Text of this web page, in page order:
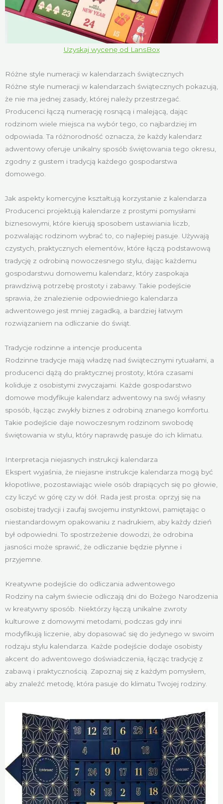
Uzyskaj wycenę od LansBox
Różne style numeracji w kalendarzach świątecznych
Różne style numeracji w kalendarzach świątecznych pokazują,
że nie ma jednej zasady, której należy przestrzegać.
Producenci łączą numerację rosnącą i malejącą, dając
rodzinom wiele miejsca na wybór tego, co najbardziej im
odpowiada. Ta różnorodność oznacza, że każdy kalendarz
adwentowy oferuje unikalny sposób świętowania tego okresu,
zgodny z gustem i tradycją każdego gospodarstwa
domowego.
Jak aspekty komercyjne kształtują korzystanie z kalendarza
Producenci projektują kalendarze z prostymi pomysłami
biznesowymi, które kierują sposobem ustawiania liczb,
pozwalając rodzinom wybrać to, co najlepiej pasuje. Używają
czystych, praktycznych elementów, które łączą podstawową
tradycję z odrobiną nowoczesnego stylu, dając każdemu
gospodarstwu domowemu kalendarz, który zaspokaja
prawdziwą potrzebę prostoty i zabawy. Takie podejście
sprawia, że znalezienie odpowiedniego kalendarza
adwentowego jest mniej zagadką, a bardziej łatwym
rozwiązaniem na odliczanie do świąt.
Tradycje rodzinne a intencje producenta
Rodzinne tradycje mają władzę nad świątecznymi rytuałami, a
producenci dążą do praktycznej prostoty, która czasami
koliduje z osobistymi zwyczajami. Każde gospodarstwo
domowe modyfikuje kalendarz adwentowy na swój własny
sposób, łącząc zwykły biznes z odrobiną znanego komfortu.
Takie podejście daje nowoczesnym rodzinom swobodę
świętowania w stylu, który naprawdę pasuje do ich klimatu.
Interpretacja niejasnych instrukcji kalendarza
Ekspert wyjaśnia, że niejasne instrukcje kalendarza mogą być
kłopotliwe, pozostawiając wiele osób drapiących się po głowie,
czy liczyć w górę czy w dół. Rada jest prosta: oprzyj się na
osobistej tradycji i zaufaj swojemu instynktowi, pamiętając o
niestandardowym opakowaniu z nadrukiem, aby każdy dzień
był odpowiedni. To spostrzeżenie dowodzi, że odrobina
jasności może sprawić, że odliczanie będzie płynne i
przyjemne.
Kreatywne podejście do odliczania adwentowego
Rodziny na całym świecie odliczają dni do Bożego Narodzenia
w kreatywny sposób. Niektórzy łączą unikalne zwroty
kulturowe z domowymi metodami, podczas gdy inni
modyfikują liczenie, aby dopasować się do jedynego w swoim
rodzaju stylu kalendarza. Każde podejście dodaje osobisty
akcent do adwentowego doświadczenia, łącząc tradycję z
zabawą i praktycznością. Zapoznaj się z każdym pomysłem,
aby znaleźć metodę, która pasuje do klimatu Twojej rodziny.